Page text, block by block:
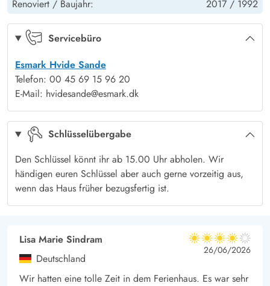
Renoviert / Baujahr: 2017 / 1992
Servicebüro
Esmark Hvide Sande
Telefon: 00 45 69 15 96 20
E-Mail: hvidesande@esmark.dk
Schlüsselübergabe
Den Schlüssel könnt ihr ab 15.00 Uhr abholen. Wir
händigen euren Schlüssel aber auch gerne vorzeitig aus,
wenn das Haus früher bezugsfertig ist.
Terrasse: offen Ja
Terrasse: überdacht
Schaukeln Ja
Lisa Marie Sindram
Deutschland
4 von 5
4 von 5
4 out of 5
26/06/2026
Wir hatten eine tolle Zeit in dem Ferienhaus. Es war sehr